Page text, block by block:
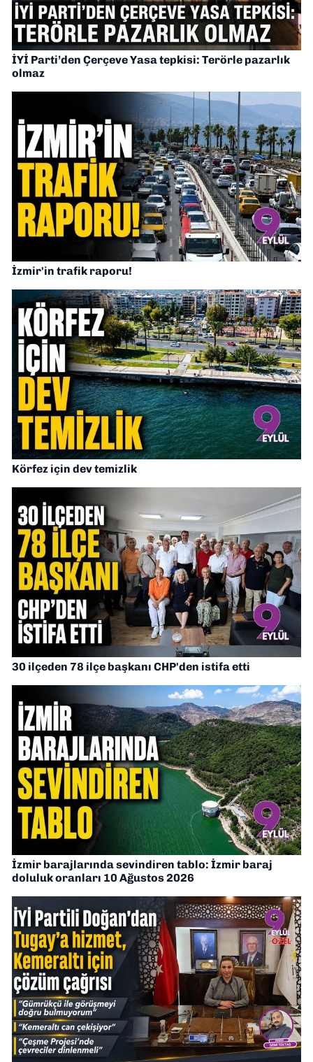
İYİ Parti’den Çerçeve Yasa tepkisi: Terörle pazarlık
olmaz
İzmir'in trafik raporu!
Körfez için dev temizlik
30 ilçeden 78 ilçe başkanı CHP'den istifa etti
İzmir barajlarında sevindiren tablo: İzmir baraj
doluluk oranları 10 Ağustos 2026